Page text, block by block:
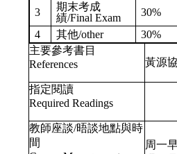
3
期末考成
績/Final Exam
30%
4
其他/other
30%
主要參考書目
References
黃源
指定閱讀
Required Readings
教師座談/晤談地點與時
間
周一